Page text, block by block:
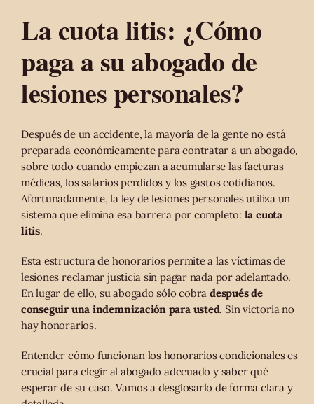
La cuota litis: ¿Cómo
paga a su abogado de
lesiones personales?
Después de un accidente, la mayoría de la gente no está
preparada económicamente para contratar a un abogado,
sobre todo cuando empiezan a acumularse las facturas
médicas, los salarios perdidos y los gastos cotidianos.
Afortunadamente, la ley de lesiones personales utiliza un
sistema que elimina esa barrera por completo: la cuota
litis.
Esta estructura de honorarios permite a las víctimas de
lesiones reclamar justicia sin pagar nada por adelantado.
En lugar de ello, su abogado sólo cobra después de
conseguir una indemnización para usted. Sin victoria no
hay honorarios.
Entender cómo funcionan los honorarios condicionales es
crucial para elegir al abogado adecuado y saber qué
esperar de su caso. Vamos a desglosarlo de forma clara y